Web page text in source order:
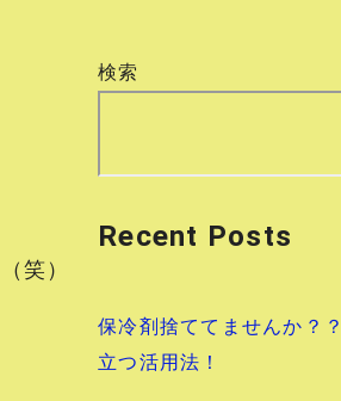
笑）
検索
Recent Posts
保冷剤捨ててませんか？
立つ活用法！